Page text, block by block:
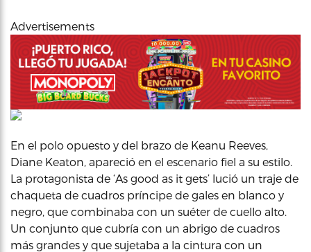
Advertisements
En el polo opuesto y del brazo de Keanu Reeves,
Diane Keaton, apareció en el escenario fiel a su estilo.
La protagonista de ‘As good as it gets’ lució un traje de
chaqueta de cuadros príncipe de gales en blanco y
negro, que combinaba con un suéter de cuello alto.
Un conjunto que cubría con un abrigo de cuadros
más grandes y que sujetaba a la cintura con un